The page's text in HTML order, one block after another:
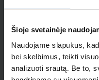
Šioje svetainėje
Naudojame slapukus,
bei skelbimus, teikti
analizuoti srautą. Be to,
Susiję produktai
230V
Produkto